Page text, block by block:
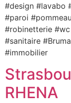
#design #lavabo
#paroi
#robinetterie
#sanitaire
#immobilier
RHENA